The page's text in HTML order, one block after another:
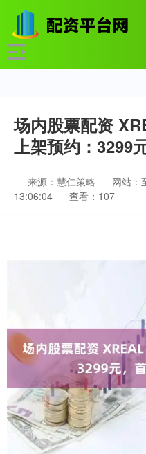
场内股票配资
上架预约：3299
来源：慧仁策略 网站：
13:06:04
查看：107